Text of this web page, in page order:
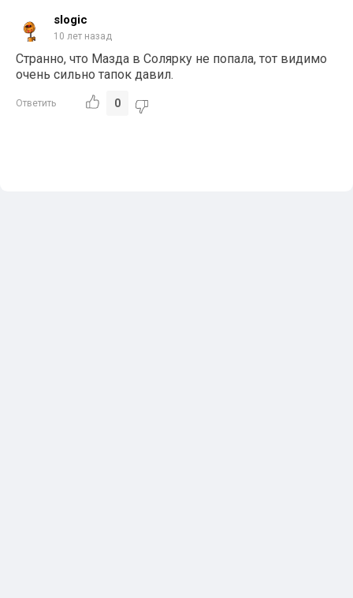
slogic
10 лет назад
Странно, что Мазда в Солярку не попала, тот видимо
очень сильно тапок давил.
Ответить 0